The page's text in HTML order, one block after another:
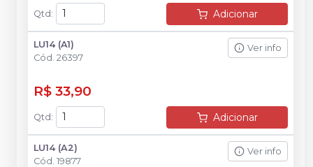
Qtd : Adicionar
LU14 (A1)
Cód. 26397
Ver info
R$ 33,90
Qtd : Adicionar
LU14 (A2)
Cód. 19877
Ver info